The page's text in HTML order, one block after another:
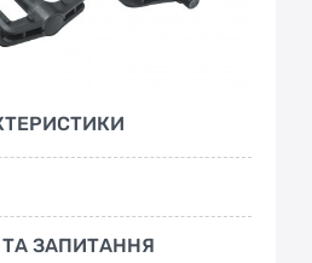
ТА ЗАПИТАННЯ